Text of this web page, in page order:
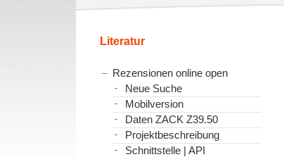
Literatur
Rezensionen online open
Neue Suche
Mobilversion
Daten ZACK Z39.50
Projektbeschreibung
Schnittstelle | API